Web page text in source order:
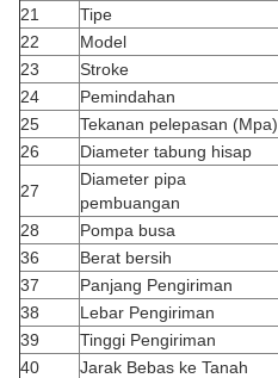
21
Tipe
22
Model
23
Stroke
24
Pemindahan
25
Tekanan pelepasan (Mpa)
26
Diameter tabung hisap
27
Diameter pipa
pembuangan
28 Pompa busa
36
Berat bersih
37
Panjang Pengiriman
38
Lebar Pengiriman
39
Tinggi Pengiriman
40
Jarak Bebas ke Tanah